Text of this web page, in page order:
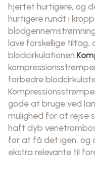
hjertet hurtigere, og
hurtigere rundt i
lave forskellige tiltag,
blodcirkulationen.
forbedre
gode at bruge ved
mulighed for at rejse
haft dyb
for at få det igen, og
ekstra relevante til